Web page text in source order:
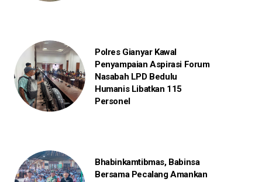
Polres Gianyar Kawal
Penyampaian Aspirasi Forum
Nasabah LPD Bedulu
Humanis Libatkan 115
Personel
Bhabinkamtibmas, Babinsa
Bersama Pecalang Amankan